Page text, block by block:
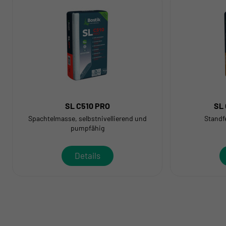
SL C510 PRO
Spachtelmasse, selbstnivellierend und
pumpfähig
Details
SL